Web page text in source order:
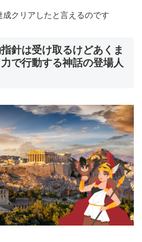
クリアしたと言えるのです
針は受け取るけどあくま
で行動する神話の登場人